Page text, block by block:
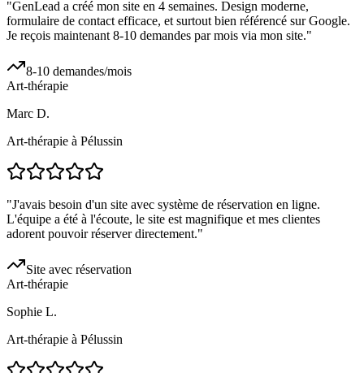
"GenLead a créé mon site en 4 semaines. Design moderne,
formulaire de contact efficace, et surtout bien référencé sur Google.
Je reçois maintenant 8-10 demandes par mois via mon site."
8-10 demandes/mois
Art-thérapie
Marc D.
Art-thérapie à Pélussin
"J'avais besoin d'un site avec système de réservation en ligne.
L'équipe a été à l'écoute, le site est magnifique et mes clientes
adorent pouvoir réserver directement."
Site avec réservation
Art-thérapie
Sophie L.
Art-thérapie à Pélussin